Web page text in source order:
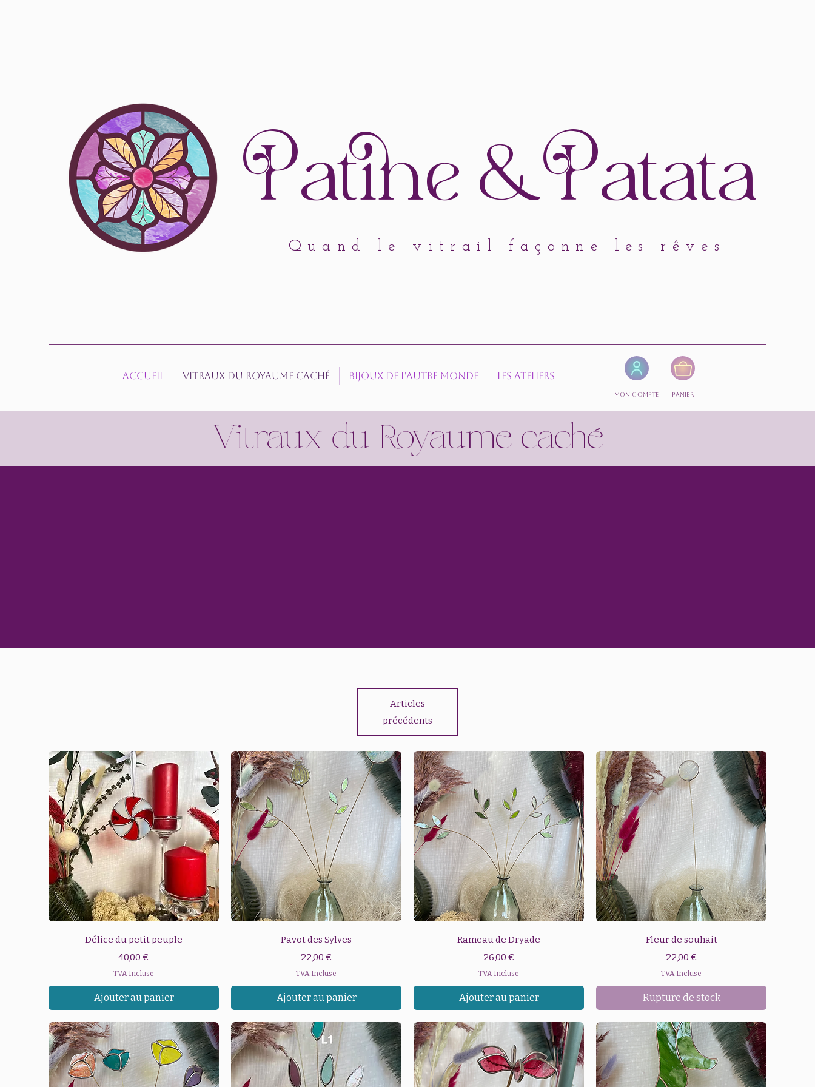
atine &atata
Quand le vitrail façonne les rêves
Accueil Vitraux du royaume caché Bijoux de l'autre Monde Les Ateliers
Mon compte Panier
Vitraux du Royaume caché
Articles
précédents
Aperçu rapide
Délice du petit peuple
Prix
40,00 €
TVA Incluse
Ajouter au panier
Aperçu rapide
Pavot des Sylves
Prix
22,00 €
TVA Incluse
Ajouter au panier
Aperçu rapide
Rameau de Dryade
Prix
26,00 €
TVA Incluse
Ajouter au panier
Aperçu rapide
Fleur de souhait
Prix
22,00 €
TVA Incluse
Rupture de stock